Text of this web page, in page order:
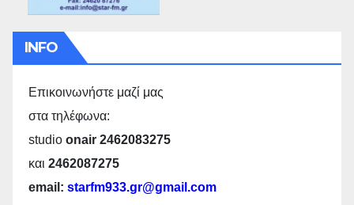
INFO
Επικοινωνήστε μαζί μας
στα τηλέφωνα:
studio onair 2462083275
και 2462087275
email: starfm933.gr@gmail.com